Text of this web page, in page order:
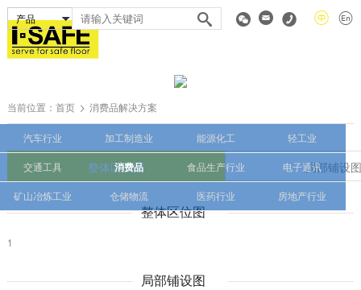
当前位置： 首页 消费品解决方案
汽车行业 加工制造业 能源化工 轻工业
交通工具 消费品 食品生产行业 电子通讯
矿山冶炼工业 仓储物流 医药行业 房地产行业
整体区位图 局部铺设图
整体区位图
1
局部铺设图